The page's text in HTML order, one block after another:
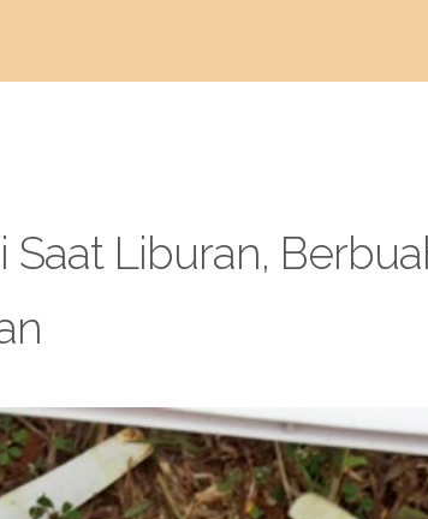
Saat Liburan,